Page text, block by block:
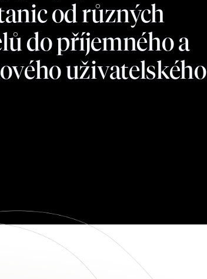
od různých
do příjemného a
uživatelského